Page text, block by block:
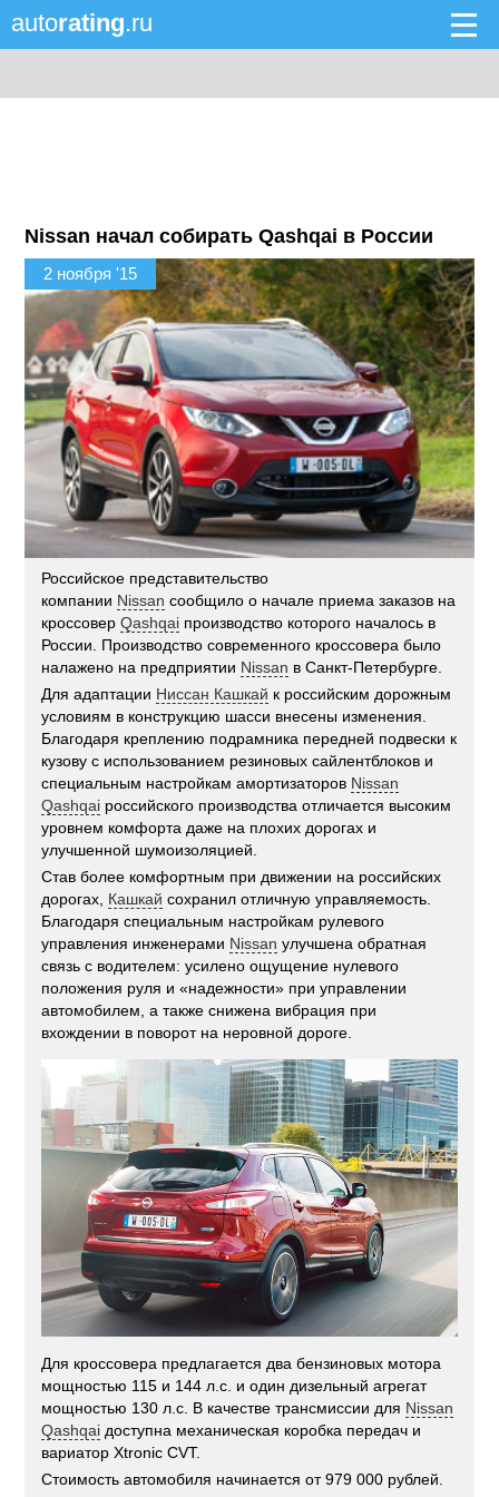
autorating.ru
Nissan начал собирать Qashqai в России
2 ноября '15
Российское представительство
компании Nissan сообщило о начале приема заказов на
кроссоверQashqai производство которого началось в
России. Производство современного кроссовера было
налажено на предприятии Nissan в Санкт-Петербурге.
Для адаптации Ниссан Кашкай к российским дорожным
условиям в конструкцию шасси внесены изменения.
Благодаря креплению подрамника передней подвески к
кузову с использованием резиновых сайлентблоков и
специальным настройкам амортизаторов Nissan
Qashqai российского производства отличается высоким
уровнем комфорта даже на плохих дорогах и
улучшенной шумоизоляцией.
Став более комфортным при движении на российских
дорогах, Кашкай сохранил отличную управляемость.
Благодаря специальным настройкам рулевого
управления инженерами Nissan улучшена обратная
связь с водителем: усилено ощущение нулевого
положения руля и «надежности» при управлении
автомобилем, а также снижена вибрация при
вхождении в поворот на неровной дороге.
Для кроссовера предлагается два бензиновых мотора
мощностью 115 и 144 л.с. и один дизельный агрегат
мощностью 130 л.с. В качестве трансмиссии для Nissan
Qashqai доступна механическая коробка передач и
вариатор Xtronic CVT.
Стоимость автомобиля начинается от 979 000 рублей.